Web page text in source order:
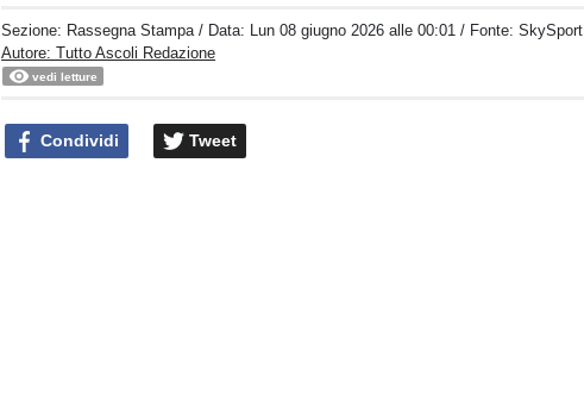
Sezione: Rassegna Stampa / Data: Lun 08 giugno 2026 alle 00:01 / Fonte: SkySport
Autore: Tutto Ascoli Redazione
vedi letture
Condividi Tweet